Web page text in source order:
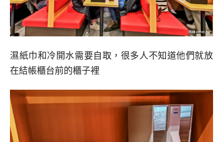
濕紙巾和冷開水需要自取，很多人不知道他們就放
在結帳櫃台前的櫃子裡